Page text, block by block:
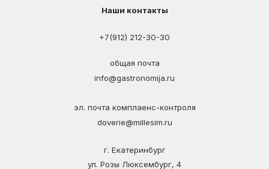
Наши контакты
+7(912) 212-30-30
общая почта
info@gastronomija.ru
эл. почта комплаенс-контроля
doverie@millesim.ru
г. Екатеринбург
ул. Розы Люксембург, 4